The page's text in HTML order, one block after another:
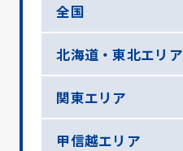
全国
北海道・東北エリア
関東エリア
甲信越エリア